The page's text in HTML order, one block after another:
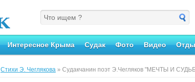
Интересное Крыма Судак Фото Видео
Стихи Э. Чеглякова » Судакчанин поэт Э.Чегляков "МЕЧТЫ И